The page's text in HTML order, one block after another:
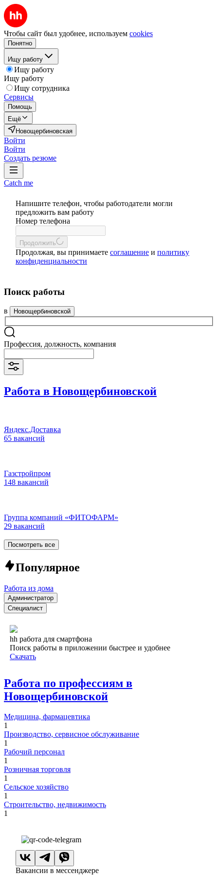
Чтобы сайт был удобнее, используем cookies
Понятно
Ищу работу
Ищу работу
Ищу работу
Ищу сотрудника
Сервисы
Помощь
Ещё
Новощербиновская
Войти
Войти
Создать резюме
Catch me
Напишите телефон, чтобы работодатели могли
предложить вам работу
Номер телефона
Продолжить
Продолжая, вы принимаете соглашение и политику
конфиденциальности
Поиск работы
в Новощербиновской
Профессия, должность, компания
Работа в Новощербиновской
Яндекс.Доставка
65 вакансий
Газстройпром
148 вакансий
Группа компаний «ФИТОФАРМ»
29 вакансий
Посмотреть все
Популярное
Работа из дома
Администратор
Специалист
hh работа для смартфона
Поиск работы в приложении быстрее и удобнее
Скачать
Работа по профессиям в
Новощербиновской
Медицина, фармацевтика
1
Производство, сервисное обслуживание
1
Рабочий персонал
1
Розничная торговля
1
Сельское хозяйство
1
Строительство, недвижимость
1
Вакансии в мессенджере